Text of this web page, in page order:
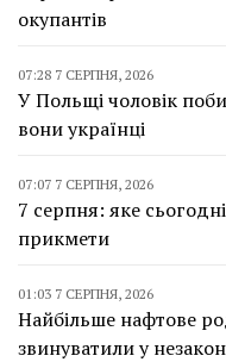
окупантів
07:28 7 СЕРПНЯ, 2026
У Польщі чоловік
вони українці
07:07 7 СЕРПНЯ, 2026
7 серпня: яке
прикмети
01:03 7 СЕРПНЯ, 2026
Найбільше нафтове
звинуватили у